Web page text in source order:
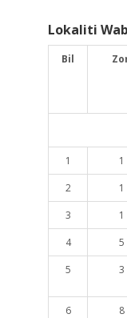
Lokaliti
Bil
1 1
2
1
3
1
4
5
5
3
6 8